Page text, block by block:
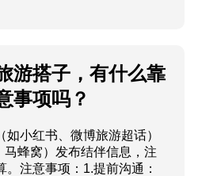
游搭子，有什么靠
事项吗？
小红书、微博旅游超话）
蜂窝）发布结伴信息，注
注意事项：1.提前沟通：